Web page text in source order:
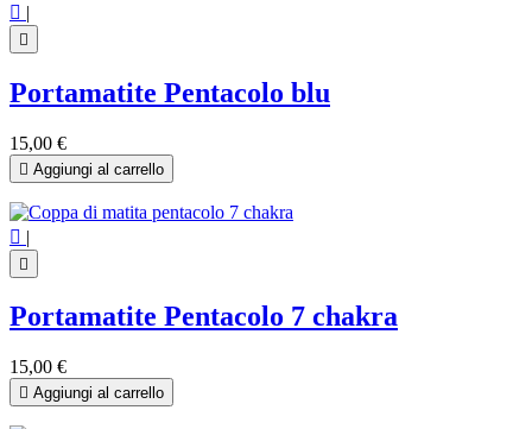
 |

Portamatite Pentacolo blu
15,00 €
 Aggiungi al carrello
 |

Portamatite Pentacolo 7 chakra
15,00 €
 Aggiungi al carrello